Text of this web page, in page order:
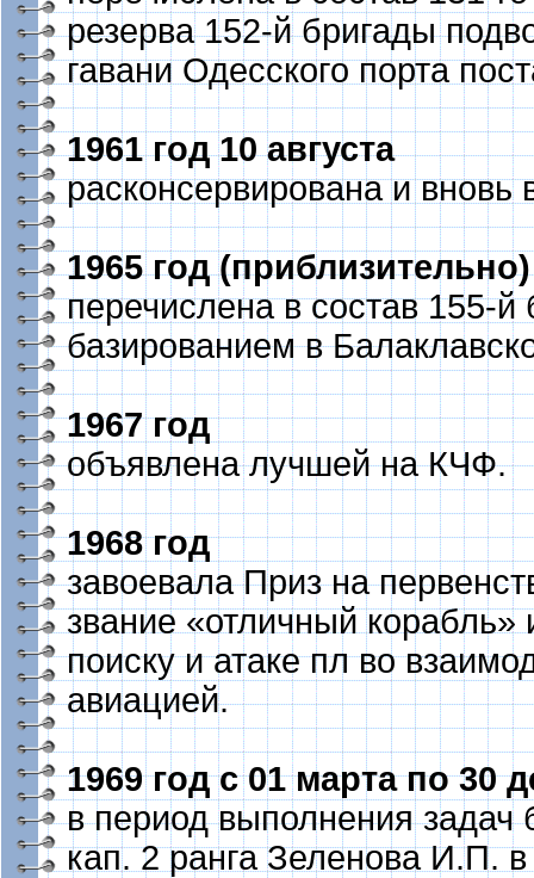
резерва 152-й бригады
гавани Одесского порта
1961 год 10 августа
расконсервирована и вновь
1965 год (приблизительно)
перечислена в состав 155-
базированием в
1967 год
объявлена лучшей на КЧФ.
1968 год
завоевала Приз на
звание «отличный
поиску и атаке пл во
авиацией.
1969 год с 01 марта по 30
в период выполнения
кап. 2 ранга Зеленова И.П.